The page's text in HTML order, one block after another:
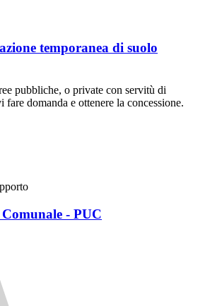
temporanea di suolo
pubbliche, o private con servitù di
fare domanda e ottenere la concessione.
- PUC